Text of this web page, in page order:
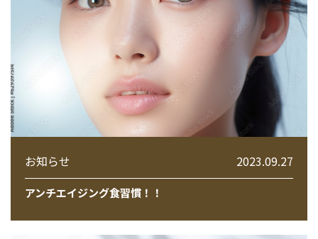
お知らせ 2023.09.27
アンチエイジング食習慣！！